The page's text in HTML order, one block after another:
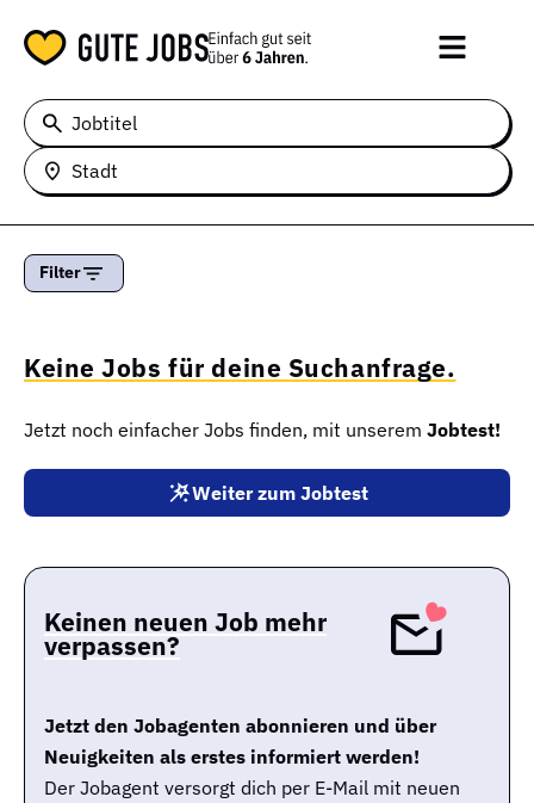
Jobtitel
Stadt
Filter
Keine Jobs für deine Suchanfrage.
Jetzt noch einfacher Jobs finden, mit unserem Jobtest!
Weiter zum Jobtest
Keinen neuen Job mehr
verpassen?
Jetzt den Jobagenten abonnieren und über
Neuigkeiten als erstes informiert werden!
Der Jobagent versorgt dich per E-Mail mit neuen